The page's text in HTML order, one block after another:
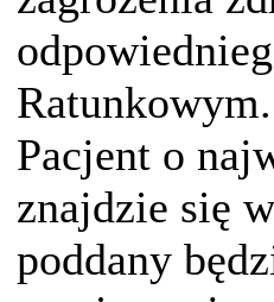
Ratunkowym.
Pacjent o
znajdzie się
poddany